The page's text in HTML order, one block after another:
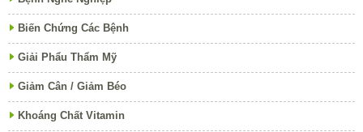
Biến Chứng Các Bệnh
Giải Phẩu Thẩm Mỹ
Giảm Cân / Giảm Béo
Khoáng Chất Vitamin